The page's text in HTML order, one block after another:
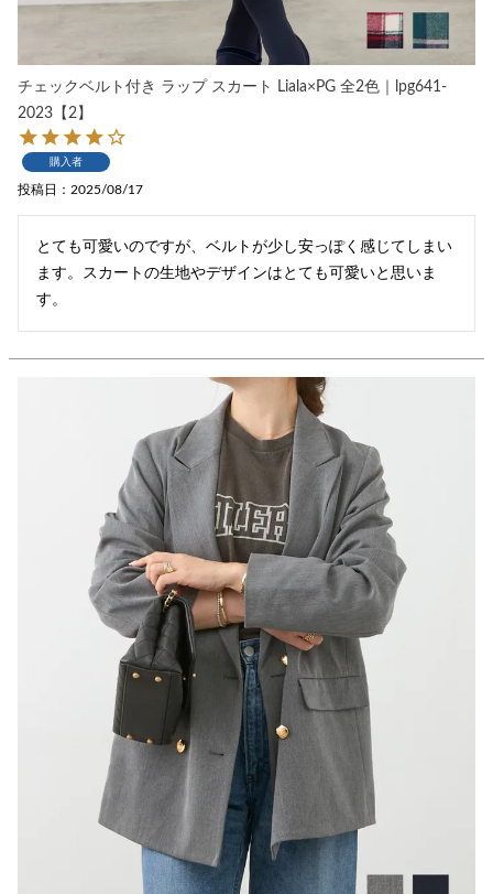
チェックベルト付き ラップ スカート Liala×PG 全2色｜lpg641-
2023【2】
購入者
投稿日 2025/08/17
とても可愛いのですが、ベルトが少し安っぽく感じてしまい
ます。スカートの生地やデザインはとても可愛いと思いま
す。